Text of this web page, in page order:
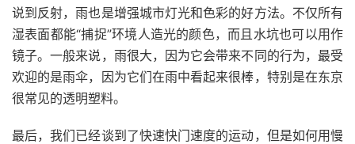
说到反射，雨也是增强城市灯光和色彩的好方法。不仅所有
湿表面都能“捕捉”环境人造光的颜色，而且水坑也可以用作
镜子。一般来说，雨很大，因为它会带来不同的行为，最受
欢迎的是雨伞，因为它们在雨中看起来很棒，特别是在东京
很常见的透明塑料。
最后，我们已经谈到了快速快门速度的运动，但是如何用慢